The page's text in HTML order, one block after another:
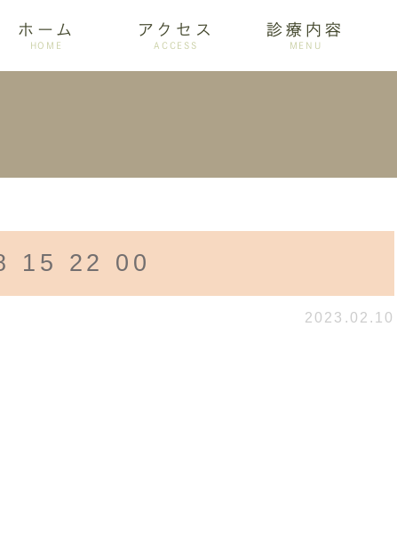
ホーム
HOME
アクセス
ACCESS
診療内容
MENU
訪問歯科 歯周病 ホワイトニング
設備紹介 アクセス
グ
15 22 00
2023.02.10